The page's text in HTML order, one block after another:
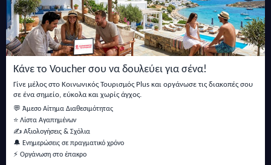
Κάνε το Voucher σου να δουλεύει για σένα!
Γίνε μέλος στο Κοινωνικός Τουρισμός Plus και οργάνωσε τις διακοπές σου
σε ένα σημείο, εύκολα και χωρίς άγχος.
💬 Άμεσο Αίτημα Διαθεσιμότητας
⭐ Λίστα Αγαπημένων
✍️ Αξιολογήσεις & Σχόλια
🔔 Ενημερώσεις σε πραγματικό χρόνο
⚡ Οργάνωση στο έπακρο
Εγγραφείτε στο newsletter μας
Μείνετε ενημερωμένοι με τις τελευταίες ειδήσεις, ανακοινώσεις
και άρθρα.